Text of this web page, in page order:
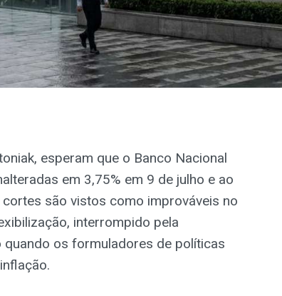
esperam que o Banco Nacional
em 3,75% em 9 de julho e ao
são vistos como improváveis no
interrompido pela
os formuladores de políticas